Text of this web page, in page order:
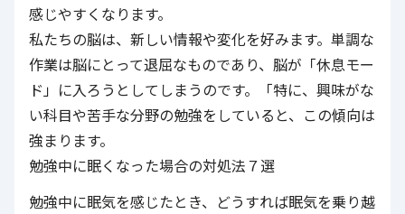
感じやすくなります。
私たちの脳は、新しい情報や変化を好みます。単調な
作業は脳にとって退屈なものであり、脳が「休息モー
ド」に入ろうとしてしまうのです。「特に、興味がな
い科目や苦手な分野の勉強をしていると、この傾向は
強まります。
勉強中に眠くなった場合の対処法７選
勉強中に眠気を感じたとき、どうすれば眠気を乗り越